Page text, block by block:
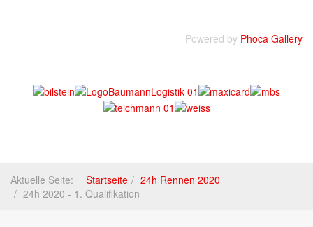
Powered by Phoca Gallery
Aktuelle Seite: Startseite
24h Rennen 2020
24h 2020 - 1. Qualifikation